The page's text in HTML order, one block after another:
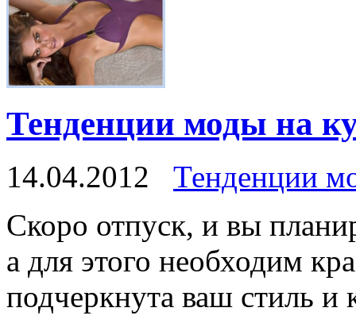
Тенденции моды на
14.04.2012
Тенденции
Скоро отпуск, и вы
а для этого необходим
подчеркнута ваш стиль